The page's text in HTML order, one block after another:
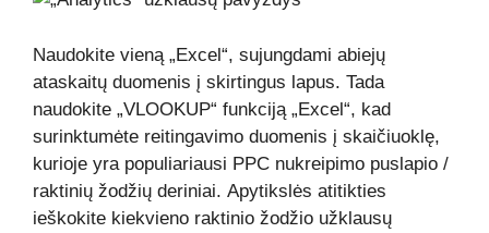
Naudokite vieną „Excel“, sujungdami abiejų
ataskaitų duomenis į skirtingus lapus. Tada
naudokite „VLOOKUP“ funkciją „Excel“, kad
surinktumėte reitingavimo duomenis į skaičiuoklę,
kurioje yra populiariausi PPC nukreipimo puslapio /
raktinių žodžių deriniai. Apytikslės atitikties
ieškokite kiekvieno raktinio žodžio užklausų